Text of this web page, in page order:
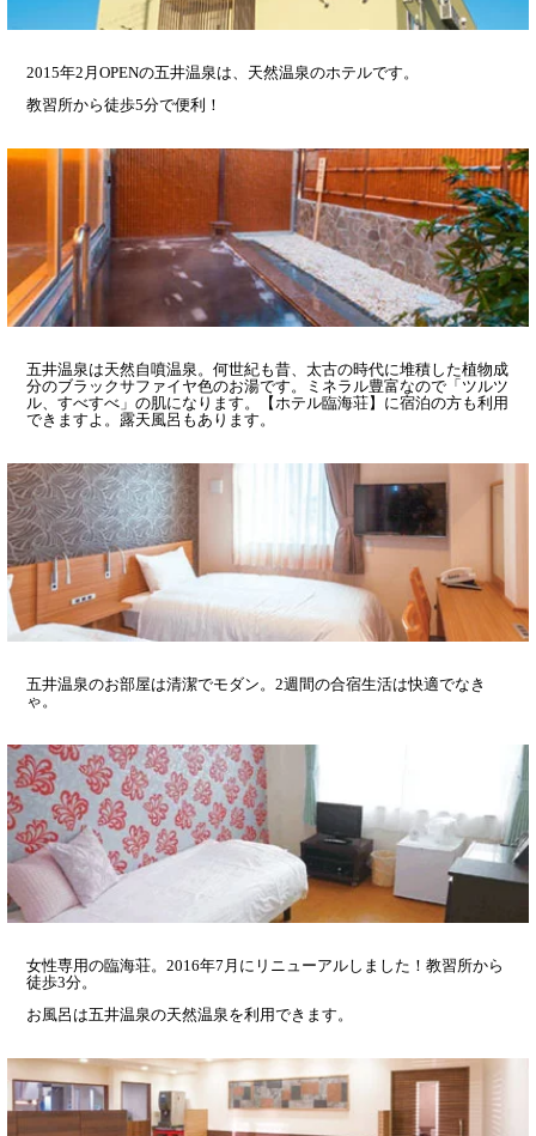
2015年2月OPENの五井温泉は、天然温泉のホテルです。
教習所から徒歩5分で便利！
五井温泉は天然自噴温泉。何世紀も昔、太古の時代に堆積した植物成
分のブラックサファイヤ色のお湯です。ミネラル豊富なので「ツルツ
ル、すべすべ」の肌になります。【ホテル臨海荘】に宿泊の方も利用
できますよ。露天風呂もあります。
五井温泉のお部屋は清潔でモダン。2週間の合宿生活は快適でなき
ゃ。
女性専用の臨海荘。2016年7月にリニューアルしました！教習所から
徒歩3分。
お風呂は五井温泉の天然温泉を利用できます。